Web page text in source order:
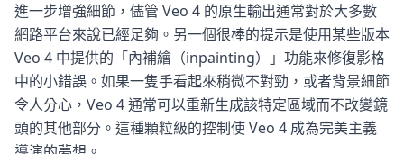
進一步增強細節，儘管 Veo 4 的原生輸出通常對於大多數
網路平台來說已經足夠。另一個很棒的提示是使用某些版本
Veo 4 中提供的「內補繪（inpainting）」功能來修復影格
中的小錯誤。如果一隻手看起來稍微不對勁，或者背景細節
令人分心，Veo 4 通常可以重新生成該特定區域而不改變鏡
頭的其他部分。這種顆粒級的控制使 Veo 4 成為完美主義